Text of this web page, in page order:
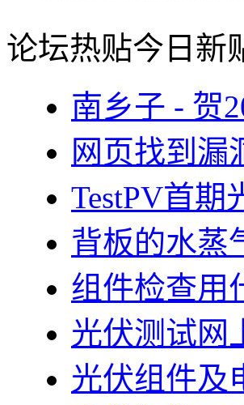
论坛热贴今日新
南乡子 - 贺
网页找到漏
TestPV首
背板的水蒸
组件检查用
光伏测试网
光伏组件及